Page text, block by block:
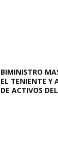
BIMINISTRO
EL TENIENTE Y
DE ACTIVOS